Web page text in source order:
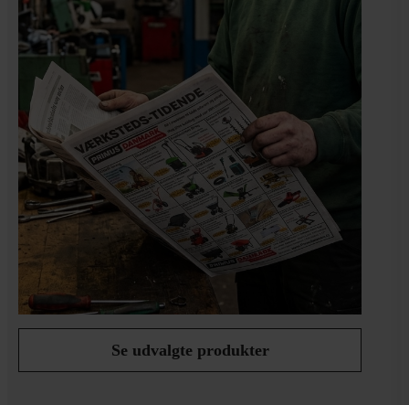
Se udvalgte produkter